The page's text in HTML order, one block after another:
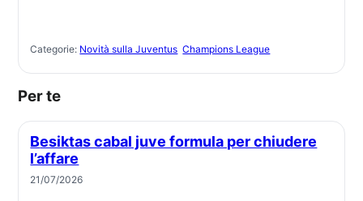
Categorie: Novità sulla Juventus Champions League
Per te
Besiktas cabal juve formula per chiudere
l’affare
21/07/2026